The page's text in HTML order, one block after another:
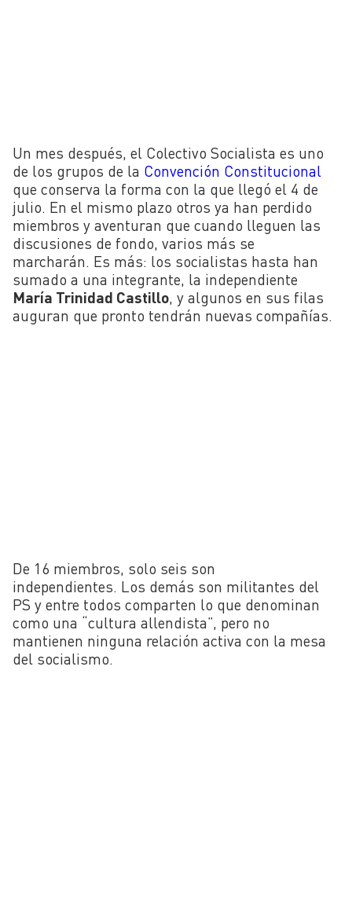
Un mes después, el Colectivo Socialista es uno
de los grupos de la Convención Constitucional
que conserva la forma con la que llegó el 4 de
julio. En el mismo plazo otros ya han perdido
miembros y aventuran que cuando lleguen las
discusiones de fondo, varios más se
marcharán. Es más: los socialistas hasta han
sumado a una integrante, la independiente
María Trinidad Castillo , y algunos en sus filas
auguran que pronto tendrán nuevas compañías.
De 16 miembros, solo seis son
independientes. Los demás son militantes del
PS y entre todos comparten lo que denominan
como una “cultura allendista”, pero no
mantienen ninguna relación activa con la mesa
del socialismo.